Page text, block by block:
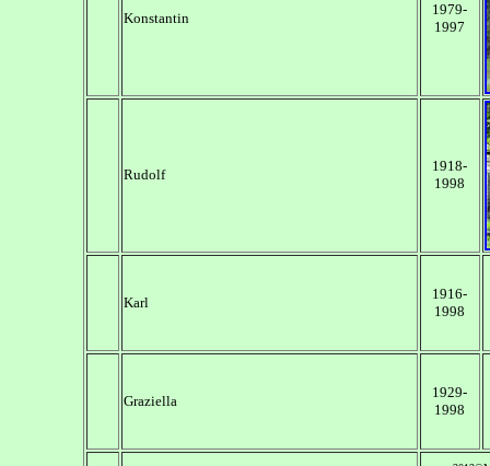
Konstantin
1979-
1997
Rudolf
1918-
1998
Karl
1916-
1998
Graziella
1929-
1998